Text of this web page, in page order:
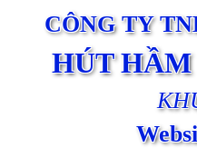
CÔNG TY
HÚT HẦM